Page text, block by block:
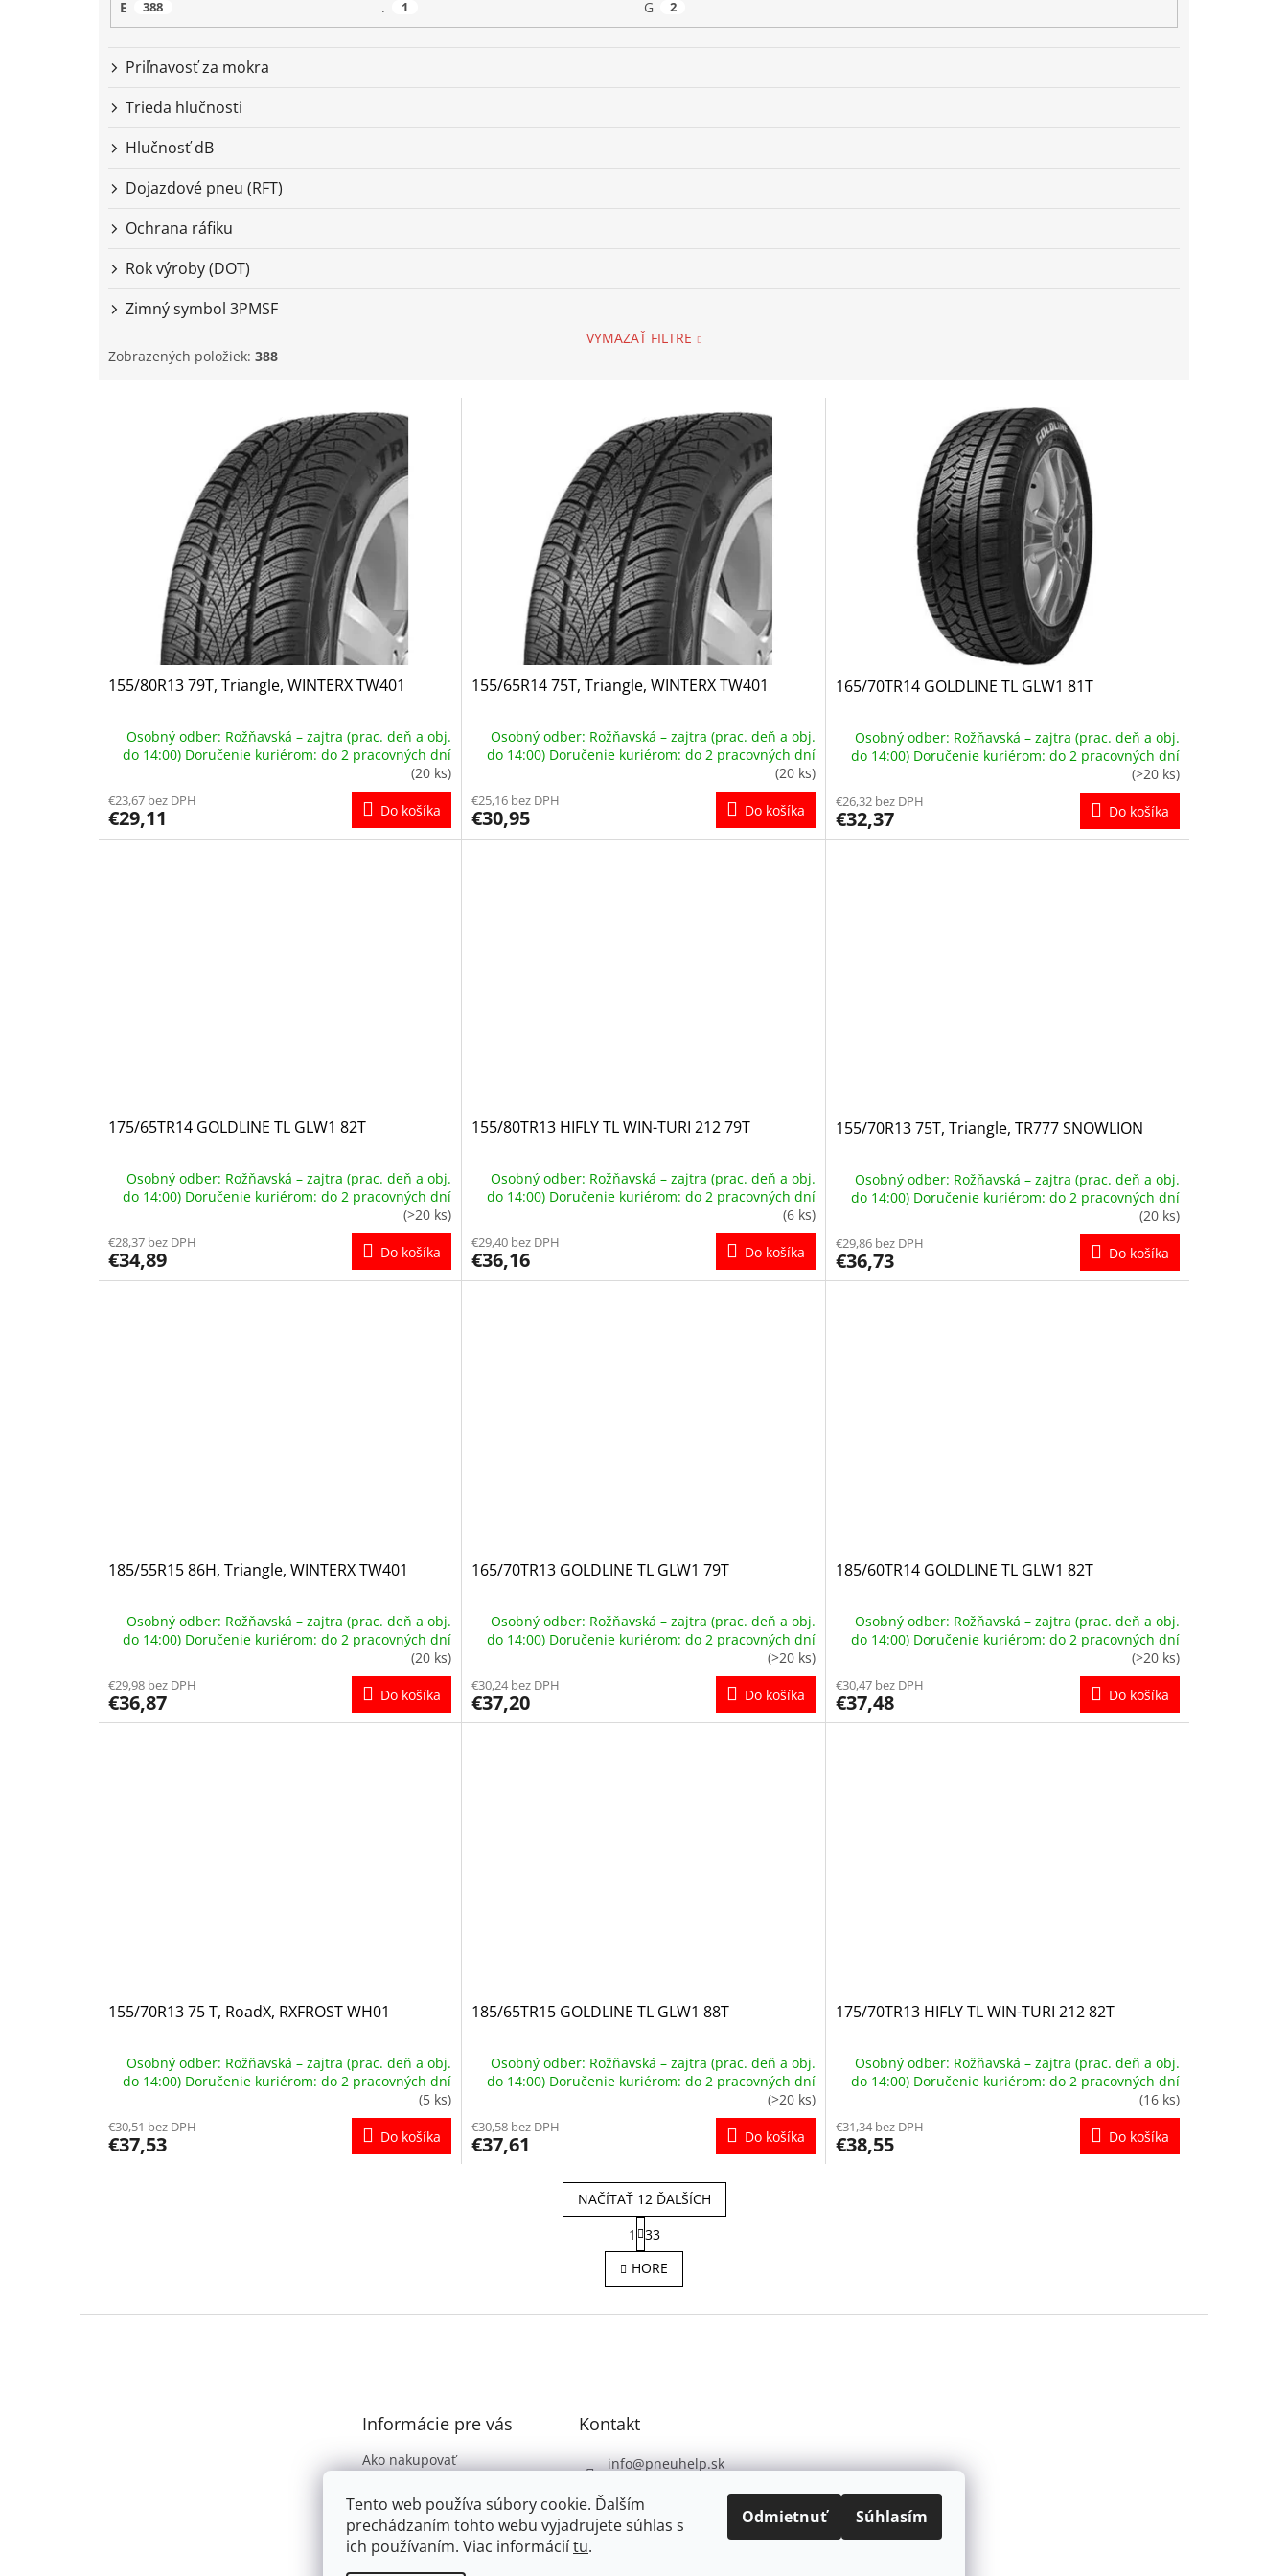
Tento web používa súbory cookie. Ďalším
prechádzaním tohto webu vyjadrujete súhlas s
ich používaním. Viac informáciítu.
Odmietnuť Súhlasím
E 388 . 1 G 2
Priľnavosť za mokra
Trieda hlučnosti
Hlučnosť dB
Dojazdové pneu (RFT)
Ochrana ráfiku
Rok výroby (DOT)
Zimný symbol 3PMSF
VYMAZAŤ FILTRE
Zobrazených položiek: 388
155/80R13 79T, Triangle, WINTERX TW401
Osobný odber: Rožňavská – zajtra (prac. deň a obj.
do 14:00) Doručenie kuriérom: do 2 pracovných dní
(20 ks)
€23,67 bez DPH
€29,11 Do košíka
155/65R14 75T, Triangle, WINTERX TW401
Osobný odber: Rožňavská – zajtra (prac. deň a obj.
do 14:00) Doručenie kuriérom: do 2 pracovných dní
(20 ks)
€25,16 bez DPH
€30,95 Do košíka
165/70TR14 GOLDLINE TL GLW1 81T
Osobný odber: Rožňavská – zajtra (prac. deň a obj.
do 14:00) Doručenie kuriérom: do 2 pracovných dní
(>20 ks)
€26,32 bez DPH
€32,37 Do košíka
175/65TR14 GOLDLINE TL GLW1 82T
Osobný odber: Rožňavská – zajtra (prac. deň a obj.
do 14:00) Doručenie kuriérom: do 2 pracovných dní
(>20 ks)
€28,37 bez DPH
€34,89 Do košíka
155/80TR13 HIFLY TL WIN-TURI 212 79T
Osobný odber: Rožňavská – zajtra (prac. deň a obj.
do 14:00) Doručenie kuriérom: do 2 pracovných dní
(6 ks)
€29,40 bez DPH
€36,16 Do košíka
155/70R13 75T, Triangle, TR777 SNOWLION
Osobný odber: Rožňavská – zajtra (prac. deň a obj.
do 14:00) Doručenie kuriérom: do 2 pracovných dní
(20 ks)
€29,86 bez DPH
€36,73 Do košíka
185/55R15 86H, Triangle, WINTERX TW401
Osobný odber: Rožňavská – zajtra (prac. deň a obj.
do 14:00) Doručenie kuriérom: do 2 pracovných dní
(20 ks)
€29,98 bez DPH
€36,87 Do košíka
165/70TR13 GOLDLINE TL GLW1 79T
Osobný odber: Rožňavská – zajtra (prac. deň a obj.
do 14:00) Doručenie kuriérom: do 2 pracovných dní
(>20 ks)
€30,24 bez DPH
€37,20 Do košíka
185/60TR14 GOLDLINE TL GLW1 82T
Osobný odber: Rožňavská – zajtra (prac. deň a obj.
do 14:00) Doručenie kuriérom: do 2 pracovných dní
(>20 ks)
€30,47 bez DPH
€37,48 Do košíka
155/70R13 75 T, RoadX, RXFROST WH01
Osobný odber: Rožňavská – zajtra (prac. deň a obj.
do 14:00) Doručenie kuriérom: do 2 pracovných dní
(5 ks)
€30,51 bez DPH
€37,53 Do košíka
185/65TR15 GOLDLINE TL GLW1 88T
Osobný odber: Rožňavská – zajtra (prac. deň a obj.
do 14:00) Doručenie kuriérom: do 2 pracovných dní
(>20 ks)
€30,58 bez DPH
€37,61 Do košíka
175/70TR13 HIFLY TL WIN-TURI 212 82T
Osobný odber: Rožňavská – zajtra (prac. deň a obj.
do 14:00) Doručenie kuriérom: do 2 pracovných dní
(16 ks)
€31,34 bez DPH
€38,55 Do košíka
O
v
l
d
k
v
ý
p
NAČÍTAŤ 12 ĎALŠÍCH
S
t
r
á
n
o
1
33
HORE
Informácie pre vás
Ako nakupovať
Podmienky ochrany
osobných údajov
Kontakt
info@pneuhelp.sk